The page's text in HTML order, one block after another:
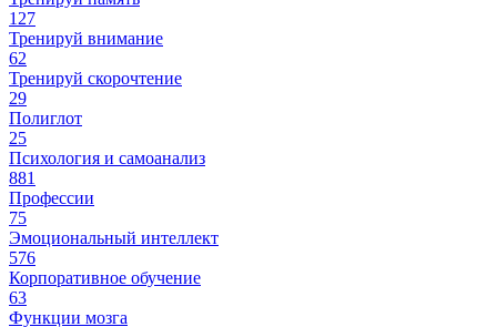
127
Тренируй внимание
62
Тренируй скорочтение
29
Полиглот
25
Психология и самоанализ
881
Профессии
75
Эмоциональный интеллект
576
Корпоративное обучение
63
Функции мозга